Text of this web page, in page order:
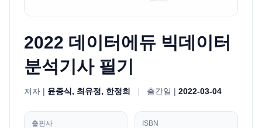
2022 데이터에듀 빅데이터
분석기사 필기
저자 | 윤종식, 최유정, 한정희 | 출간일 | 2022-03-04
출판사 ISBN